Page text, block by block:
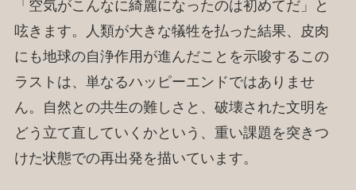
「空気がこんなに綺麗になったのは初めてだ」と
呟きます。人類が大きな犠牲を払った結果、皮肉
にも地球の自浄作用が進んだことを示唆するこの
ラストは、単なるハッピーエンドではありませ
ん。自然との共生の難しさと、破壊された文明を
どう立て直していくかという、重い課題を突きつ
けた状態での再出発を描いています。